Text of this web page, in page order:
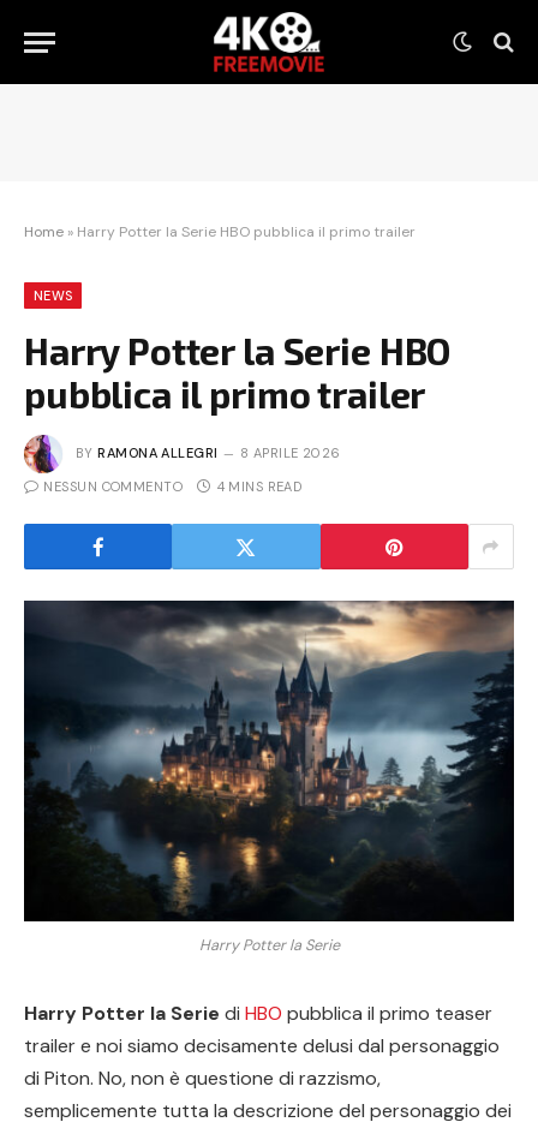
Home » Harry Potter la Serie HBO pubblica il primo trailer
NEWS
Harry Potter la Serie HBO
pubblica il primo trailer
BY RAMONA ALLEGRI 8 APRILE 2026
NESSUN COMMENTO 4 MINS READ
Harry Potter la Serie
Harry Potter la Serie di HBO pubblica il primo teaser
trailer e noi siamo decisamente delusi dal personaggio
di Piton. No, non è questione di razzismo,
semplicemente tutta la descrizione del personaggio dei